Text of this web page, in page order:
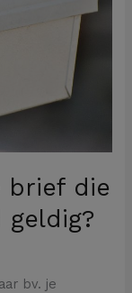
brief die
bv. je